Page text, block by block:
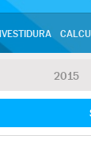
2015